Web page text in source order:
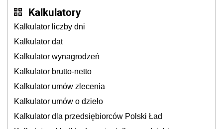
Kalkulatory
Kalkulator liczby dni
Kalkulator dat
Kalkulator wynagrodzeń
Kalkulator brutto-netto
Kalkulator umów zlecenia
Kalkulator umów o dzieło
Kalkulator dla przedsiębiorców Polski Ład